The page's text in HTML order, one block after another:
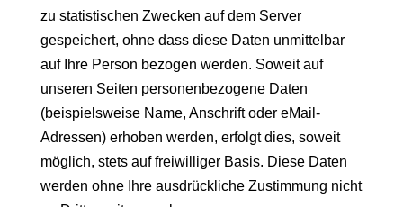
zu statistischen Zwecken auf dem Server
gespeichert, ohne dass diese Daten unmittelbar
auf Ihre Person bezogen werden. Soweit auf
unseren Seiten personenbezogene Daten
(beispielsweise Name, Anschrift oder eMail-
Adressen) erhoben werden, erfolgt dies, soweit
möglich, stets auf freiwilliger Basis. Diese Daten
werden ohne Ihre ausdrückliche Zustimmung nicht